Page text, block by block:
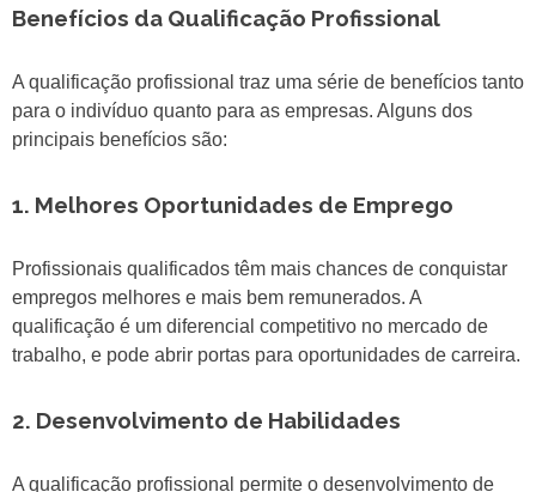
Benefícios da Qualificação Profissional
A qualificação profissional traz uma série de benefícios tanto
para o indivíduo quanto para as empresas. Alguns dos
principais benefícios são:
1. Melhores Oportunidades de Emprego
Profissionais qualificados têm mais chances de conquistar
empregos melhores e mais bem remunerados. A
qualificação é um diferencial competitivo no mercado de
trabalho, e pode abrir portas para oportunidades de carreira.
2. Desenvolvimento de Habilidades
A qualificação profissional permite o desenvolvimento de